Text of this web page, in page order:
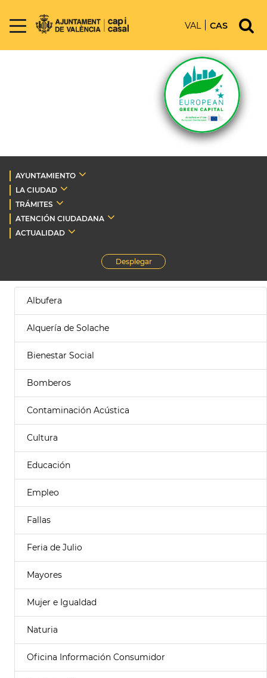
VAL CAS
AYUNTAMIENTO
LA CIUDAD
TRÁMITES
ATENCIÓN CIUDADANA
ACTUALIDAD
Desplegar
Albufera
Alquería de Solache
Bienestar Social
Bomberos
Contaminación Acústica
Cultura
Educación
Empleo
Fallas
Feria de Julio
Mayores
Mujer e Igualdad
Naturia
Oficina Información Consumidor